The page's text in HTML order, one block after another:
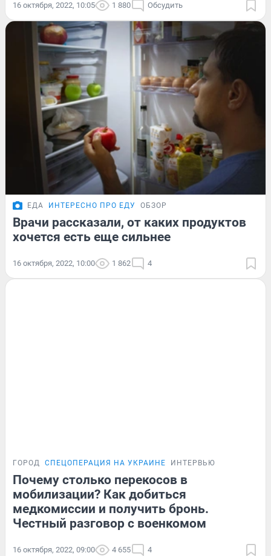
16 октября, 2022, 10:05 1 880 Обсудить
ЕДА ИНТЕРЕСНО ПРО ЕДУ ОБЗОР
Врачи рассказали, от каких продуктов
хочется есть еще сильнее
16 октября, 2022, 10:00 1 862 4
ГОРОД СПЕЦОПЕРАЦИЯ НА УКРАИНЕ ИНТЕРВЬЮ
Почему столько перекосов в
мобилизации? Как добиться
медкомиссии и получить бронь.
Честный разговор с военкомом
16 октября, 2022, 09:00 4 655 4